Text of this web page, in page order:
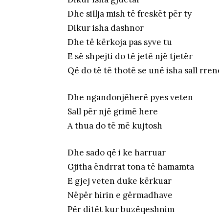
Dhe sillja mish të freskët për ty
Dikur isha dashnor
Dhe të kërkoja pas syve tu
E së shpejti do të jetë një tjetër
Që do të të thotë se unë isha sall
Dhe ngandonjëherë pyes veten
Sall për një grimë here
A thua do të më kujtosh
Dhe sado që i ke harruar
Gjitha ëndrrat tona të hamamta
E gjej veten duke kërkuar
Nëpër hirin e gërmadhave
Për ditët kur buzëqeshnim